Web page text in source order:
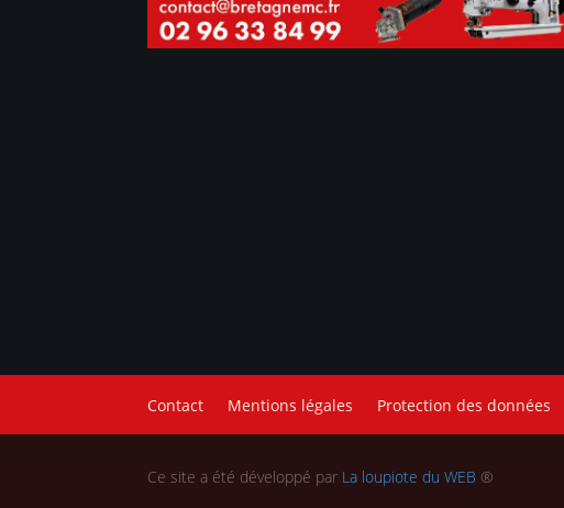
Contact Mentions légales Protection des données
Ce site a été développé par La loupiote du WEB ®